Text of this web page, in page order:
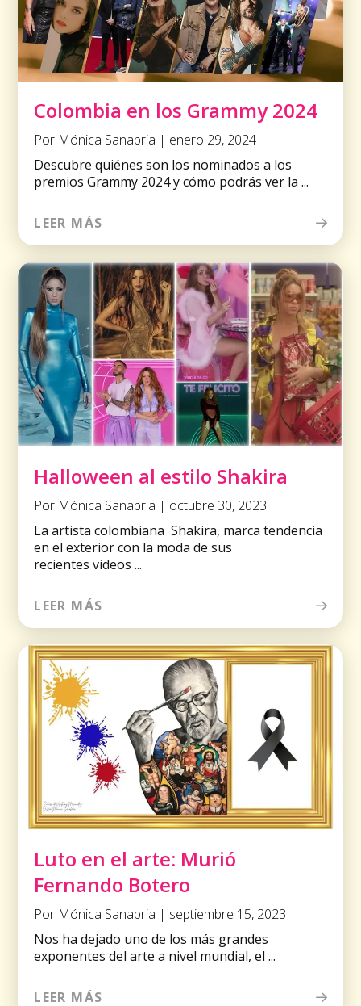
Colombia en los Grammy 2024
Por Mónica Sanabria | enero 29, 2024
Descubre quiénes son los nominados a los
premios Grammy 2024 y cómo podrás ver la ...
LEER MÁS
Halloween al estilo Shakira
Por Mónica Sanabria | octubre 30, 2023
La artista colombiana Shakira, marca tendencia
en el exterior con la moda de sus
recientes videos ...
LEER MÁS
Luto en el arte: Murió
Fernando Botero
Por Mónica Sanabria | septiembre 15, 2023
Nos ha dejado uno de los más grandes
exponentes del arte a nivel mundial, el ...
LEER MÁS